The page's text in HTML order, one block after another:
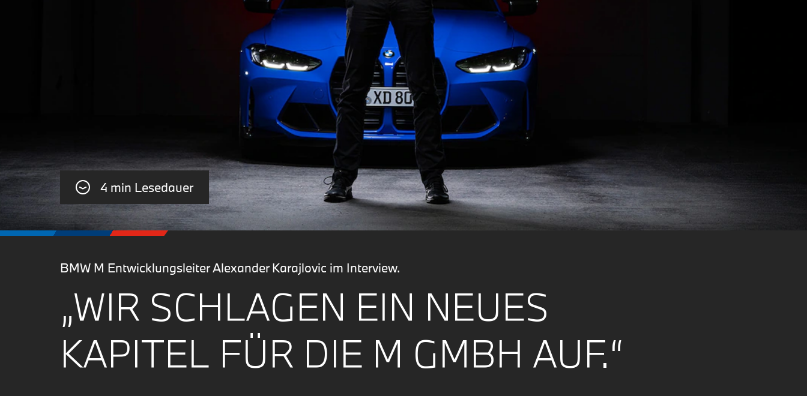
4 min Lesedauer
BMW M Entwicklungsleiter Alexander Karajlovic im Interview.
„WIR SCHLAGEN EIN NEUES
KAPITEL FÜR DIE M GMBH AUF.“